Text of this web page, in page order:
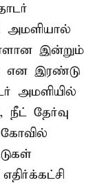
அமளியால்
இன்றும்
என இரண்டு
அமளியில்
தேர்வு